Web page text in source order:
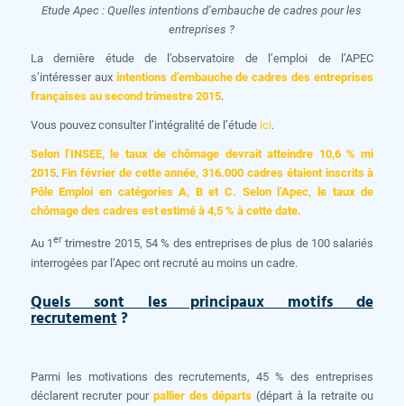
Etude Apec : Quelles intentions d’embauche de cadres pour les
entreprises ?
La dernière étude de l’observatoire de l’emploi de l’APEC
s’intéresser aux intentions d’embauche de cadres des entreprises
françaises au second trimestre 2015.
Vous pouvez consulter l’intégralité de l’étude ici.
Selon l’INSEE, le taux de chômage devrait atteindre 10,6 % mi
2015.Fin février de cette année, 316.000 cadres étaient inscrits à
Pôle Emploi en catégories A, B et C. Selon l’Apec, le taux de
chômage des cadres est estimé à 4,5 % à cette date.
Au 1er trimestre 2015, 54 % des entreprises de plus de 100 salariés
interrogées par l’Apec ont recruté au moins un cadre.
Quels sont les principaux motifs de
recrutement?
Parmi les motivations des recrutements, 45 % des entreprises
déclarent recruter pour pallier des départs (départ à la retraite ou